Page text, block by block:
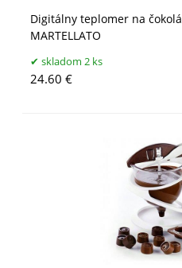
Digitálny teplomer na
MARTELLATO
skladom 2 ks
24.60 €